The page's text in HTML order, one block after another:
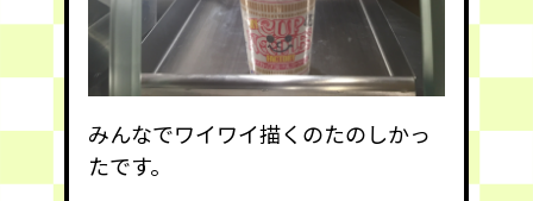
みんなでワイワイ描くのたのしかっ
たです。